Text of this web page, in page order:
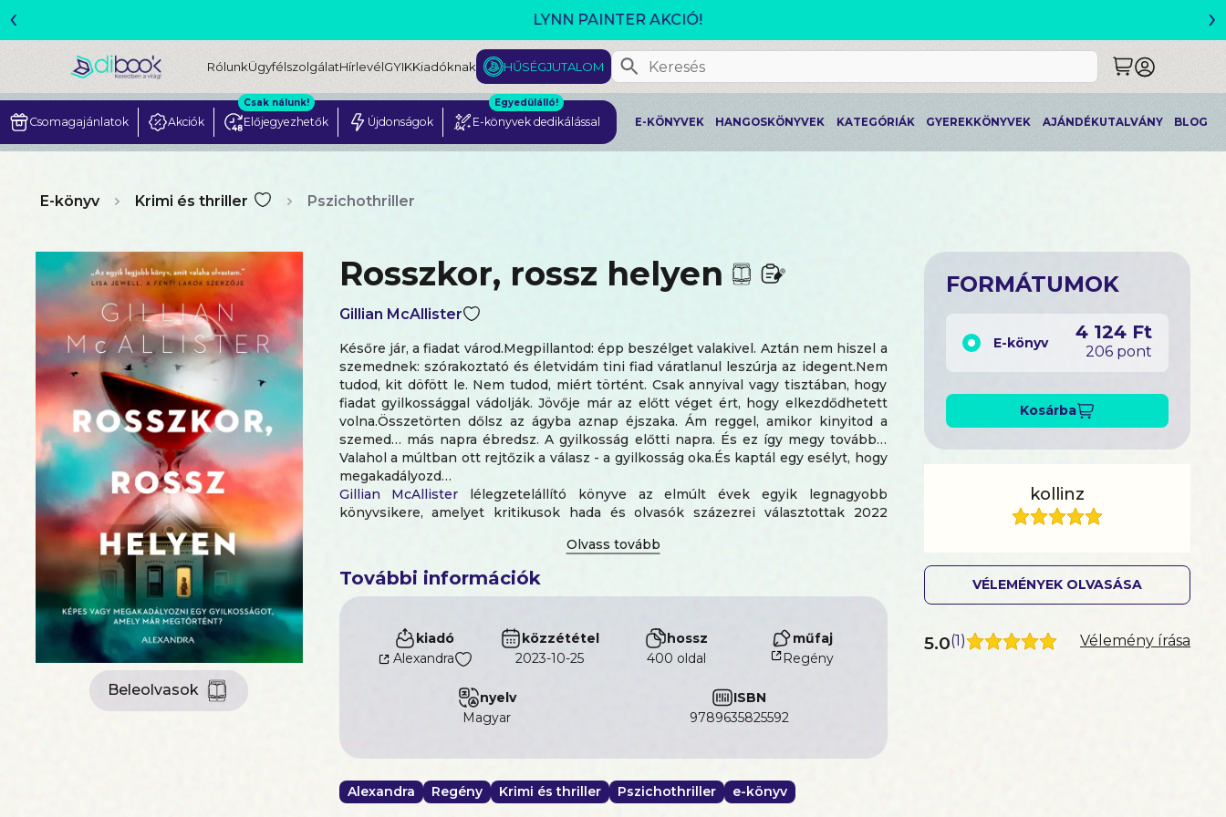
MEGJELENT! L. J. SHEN: LEGVADABB ÁLMAIMBAN SZERETLEK
‹ ›
RólunkÜgyfélszolgálatHírlevélGYIKKiadóknak HŰSÉGJUTALOM
Csomagajánlatok Akciók Előjegyezhetők
Csak nálunk!
Újdonságok E-könyvek dedikálással
Egyedülálló!
E-KÖNYVEK HANGOSKÖNYVEK KATEGÓRIÁK GYEREKKÖNYVEK AJÁNDÉKUTALVÁNY BLOG
E-könyv Krimi és thriller Pszichothriller
Beleolvasok
Rosszkor, rossz helyen
Gillian McAllister
Későre jár, a fiadat várod.Megpillantod: épp beszélget valakivel. Aztán nem hiszel a
szemednek: szórakoztató és életvidám tini fiad váratlanul leszúrja az idegent.Nem
tudod, kit döfött le. Nem tudod, miért történt. Csak annyival vagy tisztában, hogy
fiadat gyilkossággal vádolják. Jövője már az előtt véget ért, hogy elkezdődhetett
volna.Összetörten dőlsz az ágyba aznap éjszaka. Ám reggel, amikor kinyitod a
szemed… más napra ébredsz. A gyilkosság előtti napra. És ez így megy tovább…
Valahol a múltban ott rejtőzik a válasz - a gyilkosság oka.És kaptál egy esélyt, hogy
megakadályozd…
Gillian McAllister lélegzetelállító könyve az elmúlt évek egyik legnagyobb
könyvsikere, amelyet kritikusok hada és olvasók százezrei választottak 2022
„Okos, eredeti, és képtelenség letenni”Alice Feeney, az Időnként hazudok
szerzője
További információk
kiadó
Alexandra
közzététel
2023-10-25
hossz
400 oldal
műfaj
Regény
nyelv
magyar
ISBN
9789635825592
Alexandra Regény Krimi és thriller Pszichothriller e-könyv
FORMÁTUMOK
E-könyv 4 124 Ft
206 pont
Kosárba
kollinz
VÉLEMÉNYEK OLVASÁSA
5.0(1 ) Vélemény írása